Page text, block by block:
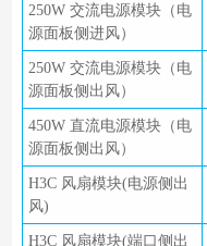
250W 交流电源模块（电
源面板侧进风）
250W 交流电源模块（电
源面板侧出风）
450W 直流电源模块（电
源面板侧出风）
H3C 风扇模块(电源侧出
风)
H3C 风扇模块(端口侧出